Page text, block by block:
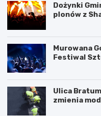
Dożynki
plonów z
Murowana
Festiwal
Ulica
zmienia
K
P